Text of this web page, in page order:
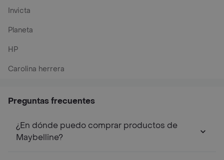
Invicta
Planeta
HP
Carolina herrera
Preguntas frecuentes
¿En dónde puedo comprar productos de
Maybelline?